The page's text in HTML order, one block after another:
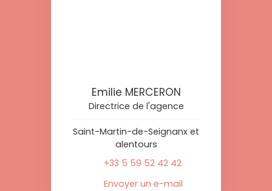
Emilie MERCERON
Directrice de l'agence
Saint-Martin-de-Seignanx et
alentours
+33 5 59 52 42 42
Envoyer un e-mail